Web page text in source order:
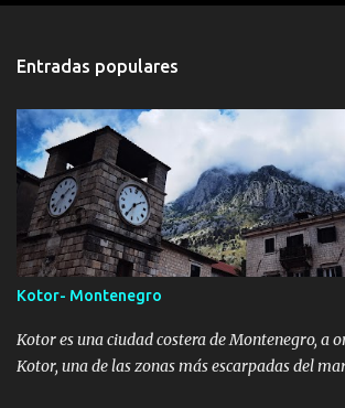
Entradas populares
Kotor- Montenegro
Kotor es una ciudad costera de Montenegro, a
Kotor, una de las zonas más escarpadas del